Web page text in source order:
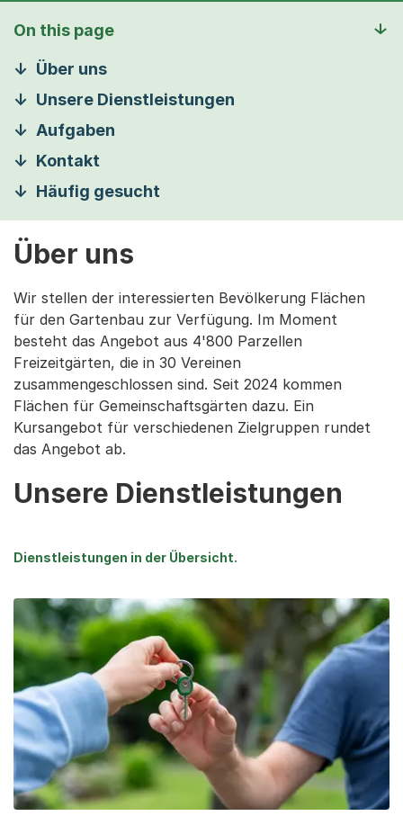
On this page
Über uns
Unsere Dienstleistungen
Aufgaben
Kontakt
Häufig gesucht
Über uns
Wir stellen der interessierten Bevölkerung Flächen
für den Gartenbau zur Verfügung. Im Moment
besteht das Angebot aus 4'800 Parzellen
Freizeitgärten, die in 30 Vereinen
zusammengeschlossen sind. Seit 2024 kommen
Flächen für Gemeinschaftsgärten dazu. Ein
Kursangebot für verschiedenen Zielgruppen rundet
das Angebot ab.
Unsere Dienstleistungen
Dienstleistungen in der Übersicht.